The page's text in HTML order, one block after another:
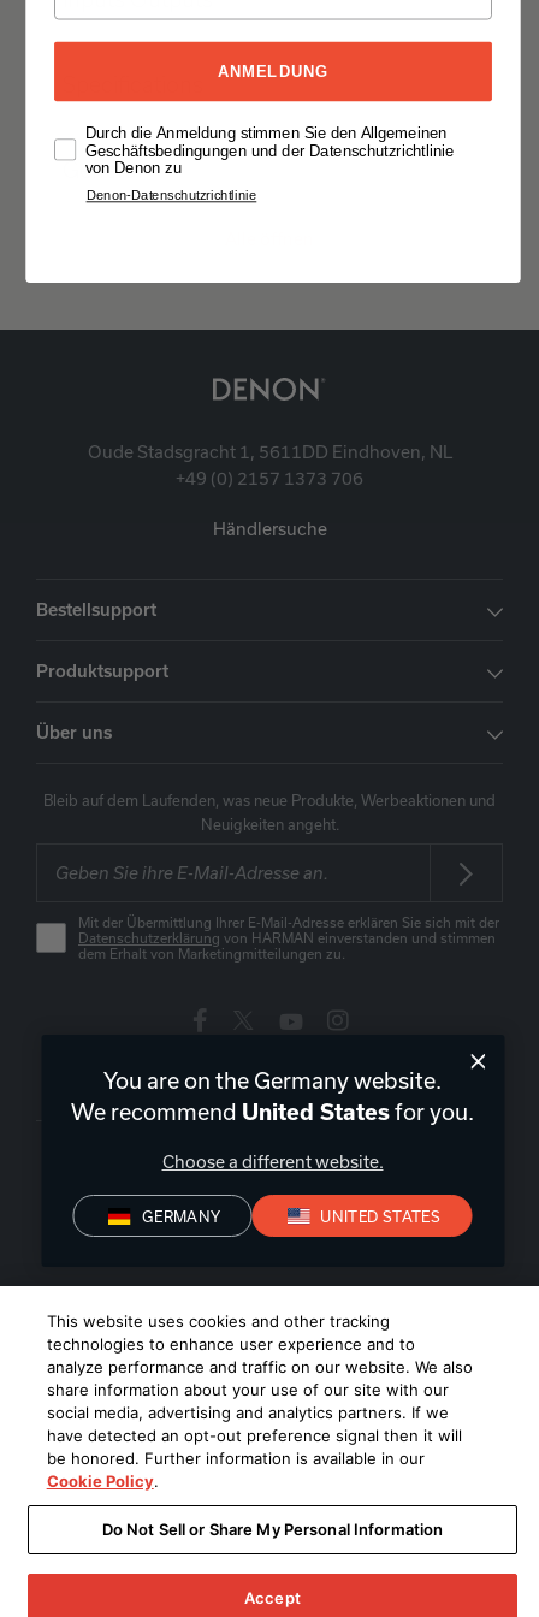
General
Oude Stadsgracht 1, 5611DD Eindhoven, NL
+49 (0) 2157 1373 706
Händlersuche
Bestellsupport
Produktsupport
Über uns
Bleib auf dem Laufenden, was neue Produkte, Werbeaktionen und
Neuigkeiten angeht.
Mit der Übermittlung Ihrer E-Mail-Adresse erklären Sie sich mit der
Datenschutzerklärung von HARMAN einverstanden und stimmen
dem Erhalt von Marketingmitteilungen zu.
Deutschland| DE
Datenschutz Konformitätserklärungen
Verkaufsbedingungen
reserved.
You are on the Germany website.
We recommend United Statesfor you.
Choose a different website.
GERMANY UNITED STATES
This website uses cookies and other tracking
technologies to enhance user experience and to
analyze performance and traffic on our website. We also
share information about your use of our site with our
social media, advertising and analytics partners. If we
have detected an opt-out preference signal then it will
be honored. Further information is available in our
Cookie Policy.
Do Not Sell or Share My Personal Information
Accept
ANMELDUNG
Durch die Anmeldung stimmen Sie den Allgemeinen
Geschäftsbedingungen und der Datenschutzrichtlinie
von Denon zu
Denon-Datenschutzrichtlinie